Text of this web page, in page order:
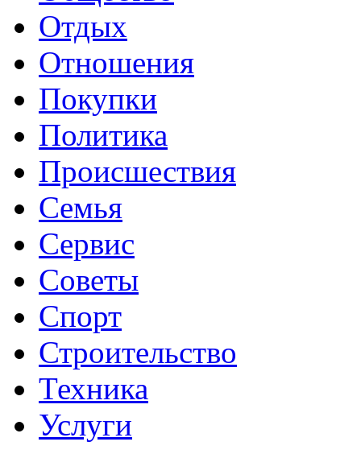
Отдых
Отношения
Покупки
Политика
Происшествия
Семья
Сервис
Советы
Спорт
Строительство
Техника
Услуги